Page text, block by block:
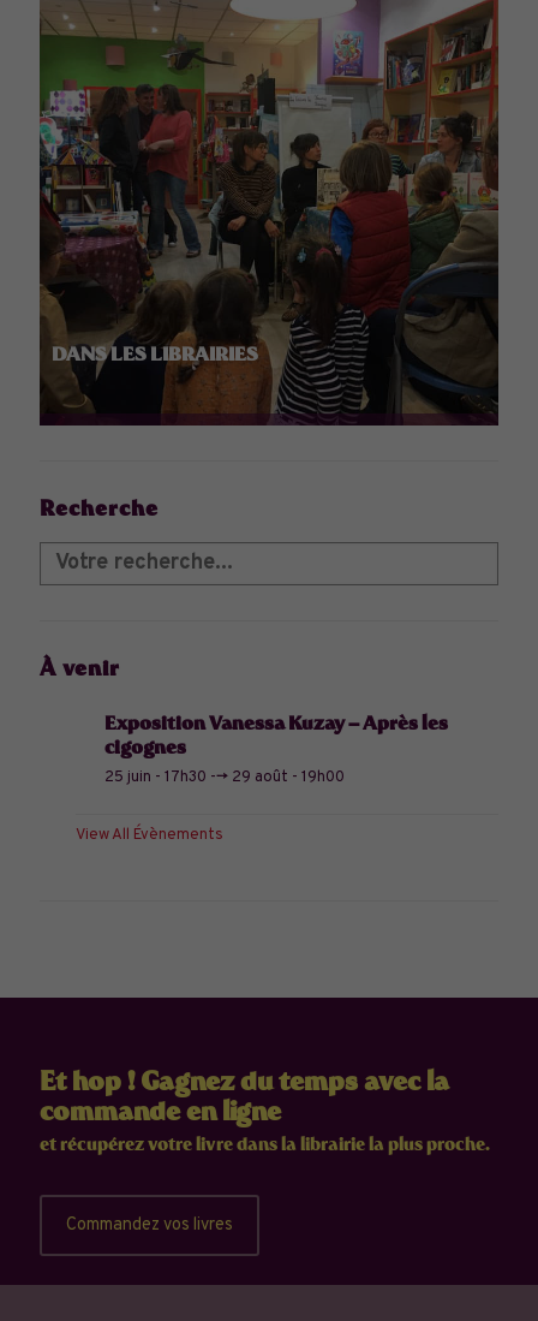
DANS LES LIBRAIRIES
Recherche
À venir
Exposition Vanessa Kuzay – Après les
cigognes
25 juin - 17h30 --> 29 août - 19h00
View All Évènements
Et hop ! Gagnez du temps avec la
commande en ligne
et récupérez votre livre dans la librairie la plus proche.
Commandez vos livres